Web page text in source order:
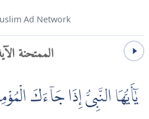
Ad Network
الممتحنة الآية
يٰٓأَيُّهَا النَّبِىُّ إِذَا جَآءَكَ